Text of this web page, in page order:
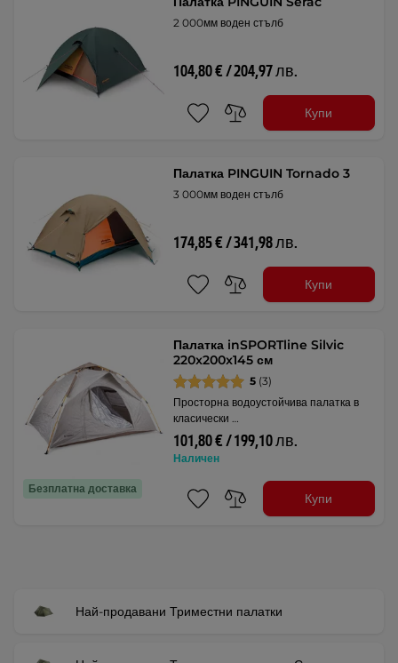
2 000мм воден стълб
104,80 € / 204,97 лв.
Купи
Палатка PINGUIN Tornado 3
3 000мм воден стълб
174,85 € / 341,98 лв.
Купи
Безплатна доставка
Палатка inSPORTline Silvic
220x200x145 см
5 (3)
Просторна водоустойчива палатка в
класически …
101,80 € / 199,10 лв.
Наличен
Купи
Най-продавани Триместни палатки